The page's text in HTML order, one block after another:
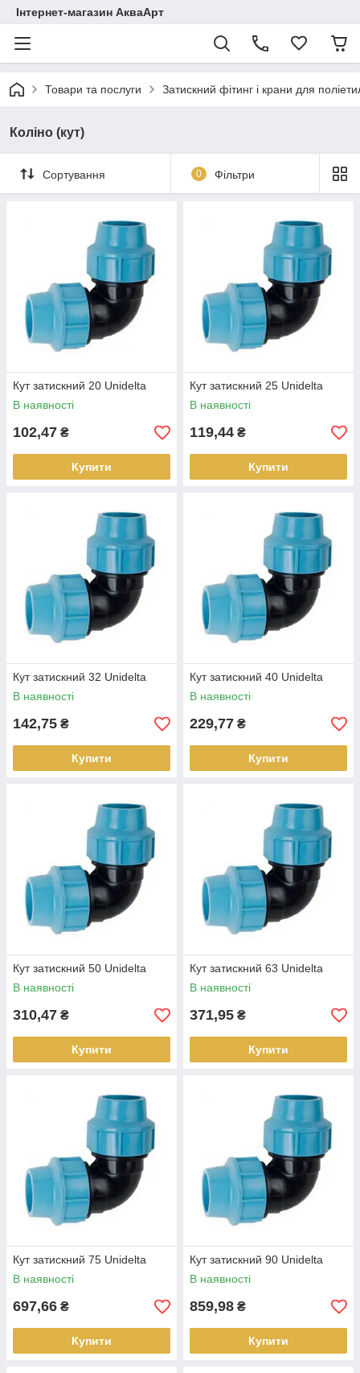
Інтернет-магазин АкваАрт
Товари та послуги Затискний фітинг і крани для
Коліно (кут)
Сортування 0 Фільтри
Кут затискний 20 Unidelta
В наявності
102,47 ₴
Купити
Кут затискний 25 Unidelta
В наявності
119,44 ₴
Купити
Кут затискний 32 Unidelta
В наявності
142,75 ₴
Купити
Кут затискний 40 Unidelta
В наявності
229,77 ₴
Купити
Кут затискний 50 Unidelta
В наявності
310,47 ₴
Купити
Кут затискний 63 Unidelta
В наявності
371,95 ₴
Купити
Кут затискний 75 Unidelta
В наявності
697,66 ₴
Купити
Кут затискний 90 Unidelta
В наявності
859,98 ₴
Купити